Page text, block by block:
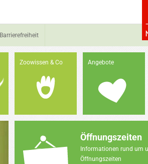
Zoowissen & Co Angebote
Barrierefreiheit
Öffnungszeiten
Informationen rund um
Öffnungszeiten